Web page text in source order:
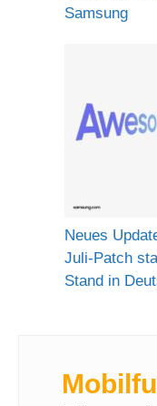
Samsung
Neues
Juli-Patch
Stand in